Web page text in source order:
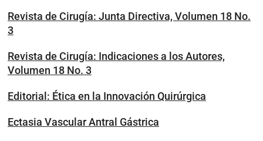
Revista de Cirugía: Junta Directiva, Volumen 18 No.
3
Revista de Cirugía: Indicaciones a los Autores,
Volumen 18 No. 3
Editorial: Ética en la Innovación Quirúrgica
Ectasia Vascular Antral Gástrica